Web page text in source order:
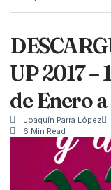
UP 2017 –
de Enero
Joaquín Parra López
6 Min Read